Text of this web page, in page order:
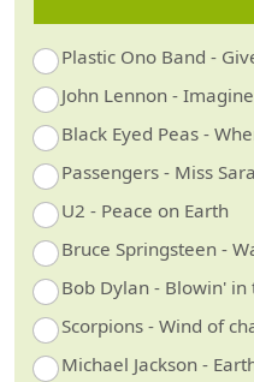
Plastic Ono Band -
John Lennon - Imagine
Black Eyed Peas -
Passengers - Miss
U2 - Peace on Earth
Bruce Springsteen -
Bob Dylan - Blowin' in
Scorpions - Wind of
Michael Jackson -